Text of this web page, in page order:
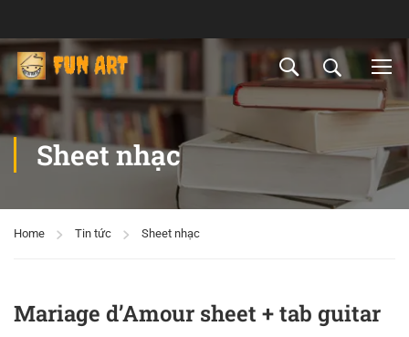
Sheet nhạc
Home Tin tức Sheet nhạc
Mariage d’Amour sheet + tab guitar